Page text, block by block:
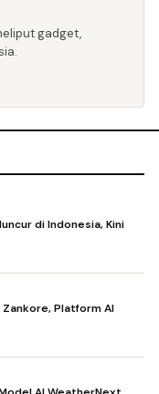
gadget,
di Indonesia, Kini
Zankore, Platform AI